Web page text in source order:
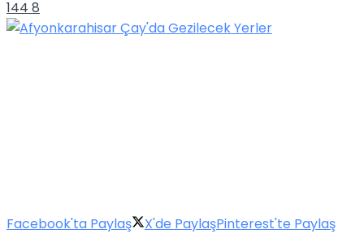
144 8
Facebook'ta Paylaş X'de PaylaşPinterest'te Paylaş